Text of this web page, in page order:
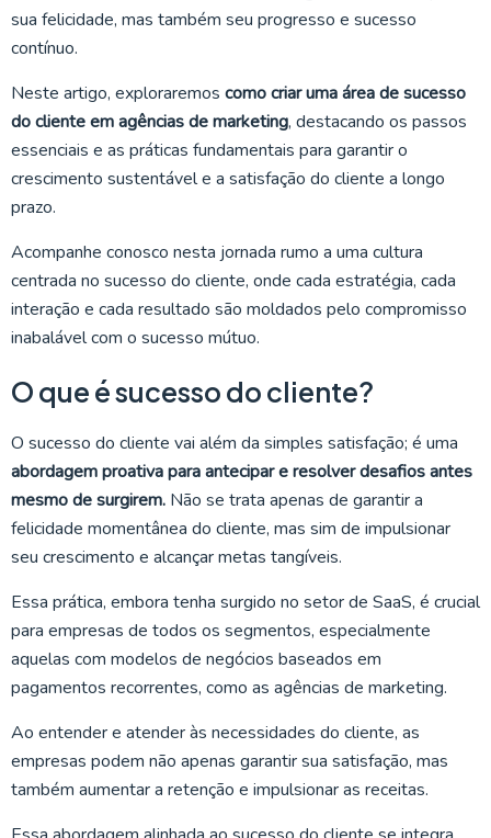
sua felicidade, mas também seu progresso e sucesso
contínuo.
Neste artigo, exploraremos como criar uma área de sucesso
do cliente em agências de marketing, destacando os passos
essenciais e as práticas fundamentais para garantir o
crescimento sustentável e a satisfação do cliente a longo
prazo.
Acompanhe conosco nesta jornada rumo a uma cultura
centrada no sucesso do cliente, onde cada estratégia, cada
interação e cada resultado são moldados pelo compromisso
inabalável com o sucesso mútuo.
O que é sucesso do cliente?
O sucesso do cliente vai além da simples satisfação; é uma
abordagem proativa para antecipar e resolver desafios antes
mesmo de surgirem. Não se trata apenas de garantir a
felicidade momentânea do cliente, mas sim de impulsionar
seu crescimento e alcançar metas tangíveis.
Essa prática, embora tenha surgido no setor de SaaS, é crucial
para empresas de todos os segmentos, especialmente
aquelas com modelos de negócios baseados em
pagamentos recorrentes, como as agências de marketing.
Ao entender e atender às necessidades do cliente, as
empresas podem não apenas garantir sua satisfação, mas
também aumentar a retenção e impulsionar as receitas.